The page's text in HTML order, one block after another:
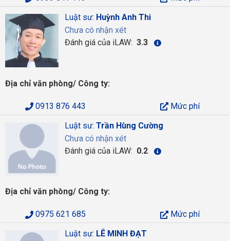
Luật sư: Huỳnh Anh Thi
Chưa có nhận xét
Đánh giá của iLAW: 3.3
Địa chỉ văn phòng/ Công ty:
0913 876 443
Mức phí
Luật sư: Trần Hùng Cường
Chưa có nhận xét
Đánh giá của iLAW: 0.2
Địa chỉ văn phòng/ Công ty:
0975 621 685
Mức phí
Luật sư: LÊ MINH ĐẠT